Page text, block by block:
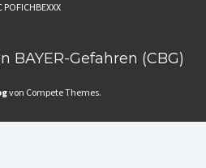
POFICHBEXXX
BAYER-Gefahren (CBG)
von Compete Themes.